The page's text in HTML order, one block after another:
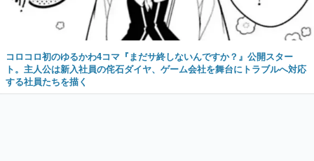
コロコロ初のゆるかわ4コマ『まだサ終しないんですか？』公開スター
ト。主人公は新入社員の侘石ダイヤ、ゲーム会社を舞台にトラブルへ対応
する社員たちを描く